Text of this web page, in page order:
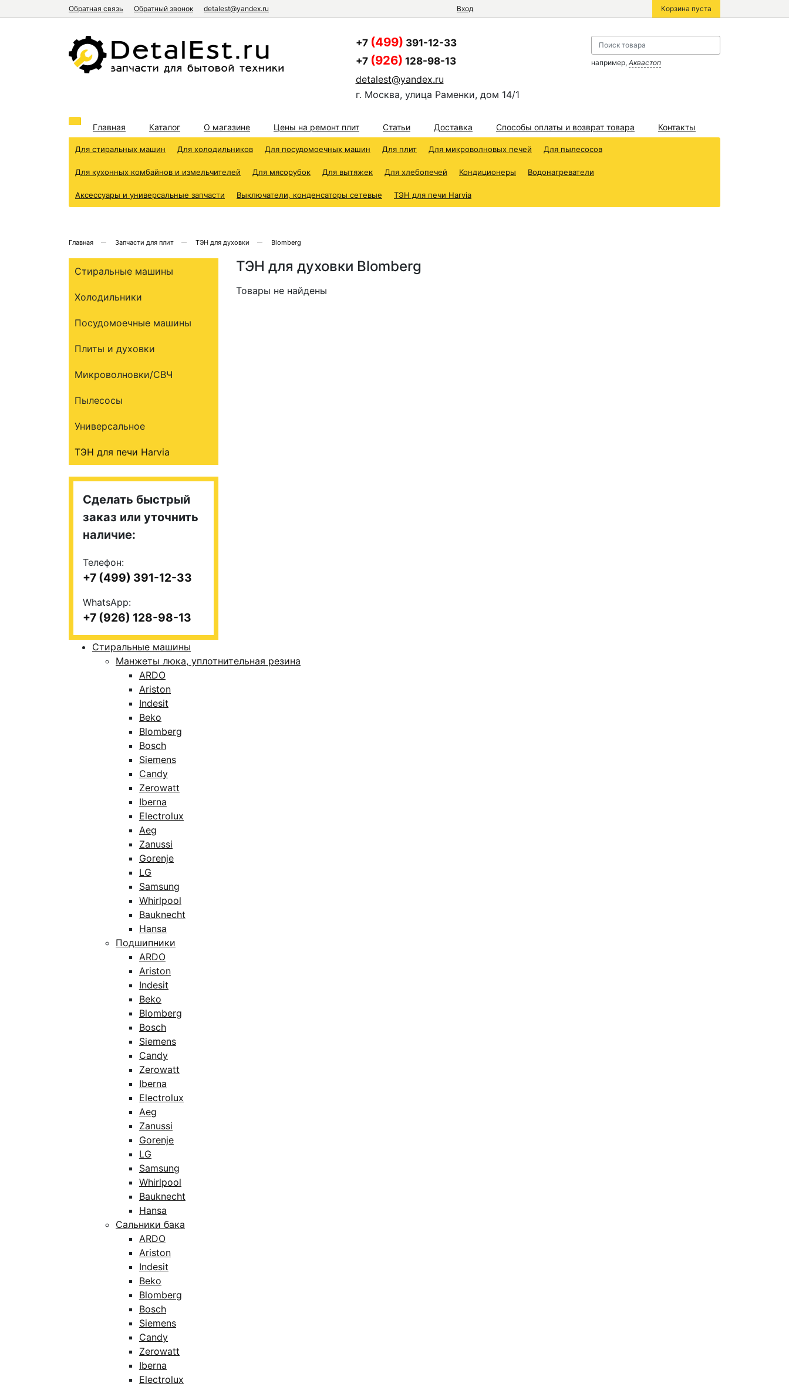
Обратная связь Обратный звонок detalest@yandex.ru Вход Корзина пуста
+7 (499) 391-12-33
+7 (926) 128-98-13
detalest@yandex.ru
г. Москва, улица Раменки, дом 14/1
например, Аквастоп
Главная Каталог О магазине Цены на ремонт плит Статьи Доставка Способы оплаты и возврат товара Контакты
Для стиральных машин Для холодильников Для посудомоечных машин Для плит Для микроволновых печей Для пылесосов
Для кухонных комбайнов и измельчителей Для мясорубок Для вытяжек Для хлебопечей Кондиционеры Водонагреватели
Аксессуары и универсальные запчасти Выключатели, конденсаторы сетевые ТЭН для печи Harvia
Главная Запчасти для плит ТЭН для духовки Blomberg
ТЭН для духовки Blomberg
Товары не найдены
Стиральные машины
Холодильники
Посудомоечные машины
Плиты и духовки
Микроволновки/СВЧ
Пылесосы
Универсальное
ТЭН для печи Harvia
Сделать быстрый
заказ или уточнить
наличие:
Телефон:
+7 (499) 391-12-33
WhatsApp:
+7 (926) 128-98-13
Стиральные машины
Манжеты люка, уплотнительная резина
ARDO
Ariston
Indesit
Beko
Blomberg
Bosch
Siemens
Candy
Zerowatt
Iberna
Electrolux
Aeg
Zanussi
Gorenje
LG
Samsung
Whirlpool
Bauknecht
Hansa
Подшипники
ARDO
Ariston
Indesit
Beko
Blomberg
Bosch
Siemens
Candy
Zerowatt
Iberna
Electrolux
Aeg
Zanussi
Gorenje
LG
Samsung
Whirlpool
Bauknecht
Hansa
Сальники бака
ARDO
Ariston
Indesit
Beko
Blomberg
Bosch
Siemens
Candy
Zerowatt
Iberna
Electrolux